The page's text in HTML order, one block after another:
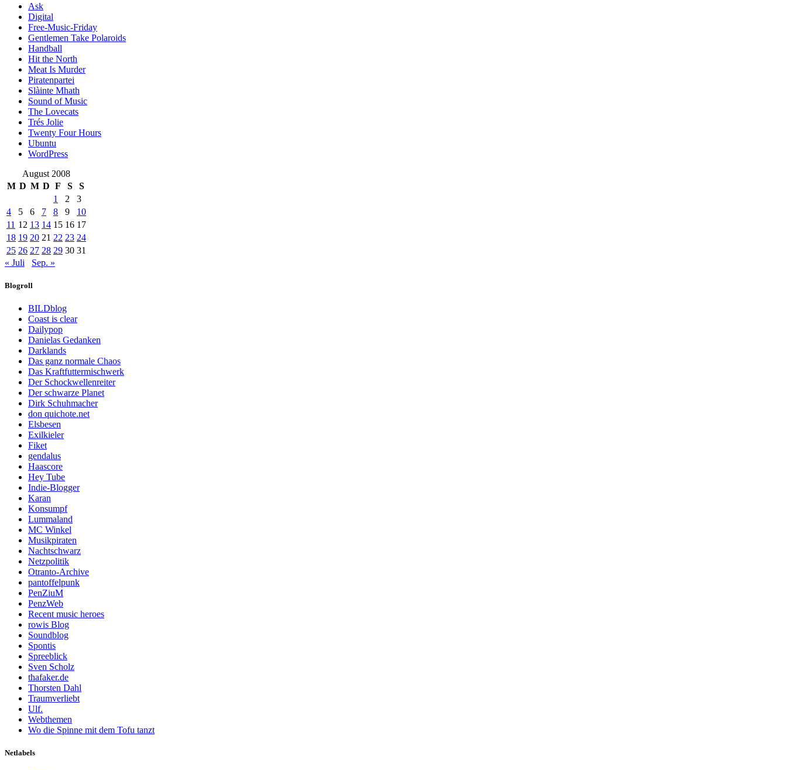
Ask
Digital
Free-Music-Friday
Gentlemen Take Polaroids
Handball
Hit the North
Meat Is Murder
Piratenpartei
Slàinte Mhath
Sound of Music
The Lovecats
Trés Jolie
Twenty Four Hours
Ubuntu
WordPress
August 2008
M D M D F S
S
1
2
3
4
5 6 7 8 9
10
11 12 13 14 15 16 17
18 19 20 21 22 23 24
25 26 27 28 29 30 31
« Juli
Sep. »
Blogroll
BILDblog
Coast is clear
Dailypop
Danielas Gedanken
Darklands
Das ganz normale Chaos
Das Kraftfuttermischwerk
Der Schockwellenreiter
Der schwarze Planet
Dirk Schuhmacher
don quichote.net
Elsbesen
Exilkieler
Fiket
gendalus
Haascore
Hey Tube
Indie-Blogger
Karan
Konsumpf
Lummaland
MC Winkel
Musikpiraten
Nachtschwarz
Netzpolitik
Otranto-Archive
pantoffelpunk
PenZiuM
PenzWeb
Recent music heroes
rowis Blog
Soundblog
Spontis
Spreeblick
Sven Scholz
thafaker.de
Thorsten Dahl
Traumverliebt
Ulf.
Webthemen
Wo die Spinne mit dem Tofu tanzt
Netlabels